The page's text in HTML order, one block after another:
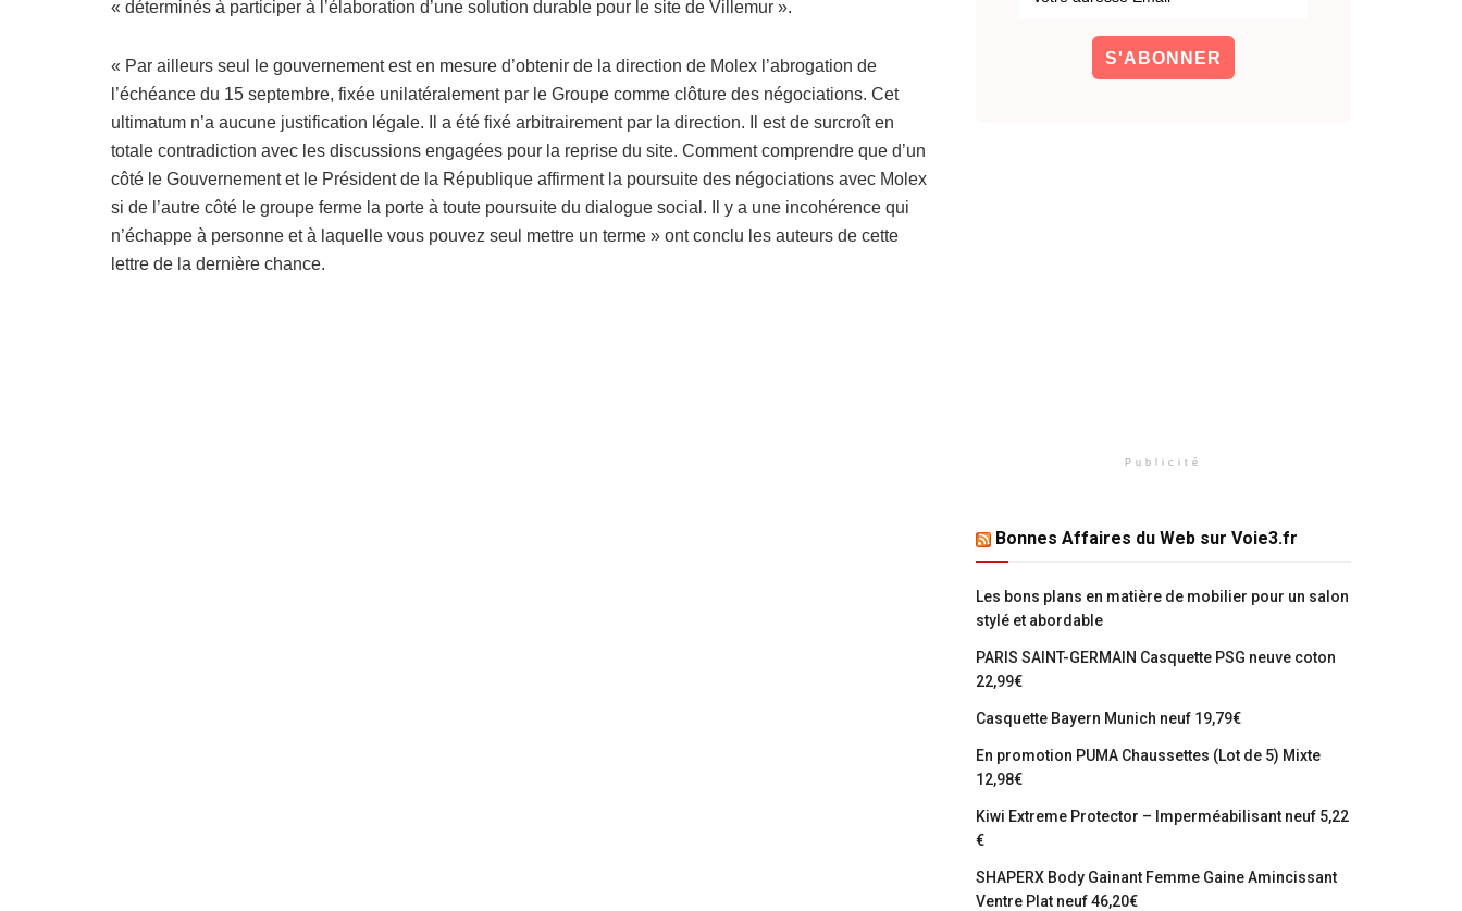
« déterminés à participer à l’élaboration d’une solution durable pour le site de Villemur ».
« Par ailleurs seul le gouvernement est en mesure d’obtenir de la direction de Molex l’abrogation de
l’échéance du 15 septembre, fixée unilatéralement par le Groupe comme clôture des négociations. Cet
ultimatum n’a aucune justification légale. Il a été fixé arbitrairement par la direction. Il est de surcroît en
totale contradiction avec les discussions engagées pour la reprise du site. Comment comprendre que d’un
côté le Gouvernement et le Président de la République affirment la poursuite des négociations avec Molex
si de l’autre côté le groupe ferme la porte à toute poursuite du dialogue social. Il y a une incohérence qui
n’échappe à personne et à laquelle vous pouvez seul mettre un terme » ont conclu les auteurs de cette
lettre de la dernière chance.
Publicité
Bonnes Affaires du Web sur Voie3.fr
Les bons plans en matière de mobilier pour un salon
stylé et abordable
PARIS SAINT-GERMAIN Casquette PSG neuve coton
22,99€
Casquette Bayern Munich neuf 19,79€
En promotion PUMA Chaussettes (Lot de 5) Mixte
12,98€
Kiwi Extreme Protector – Imperméabilisant neuf 5,22
€
SHAPERX Body Gainant Femme Gaine Amincissant
Ventre Plat neuf 46,20€